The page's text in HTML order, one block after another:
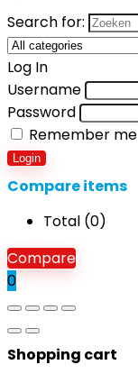
Search for:
Log In
Username
Password
Remember me
Login
Compare items
Total (0)
Compare
0
Shopping cart